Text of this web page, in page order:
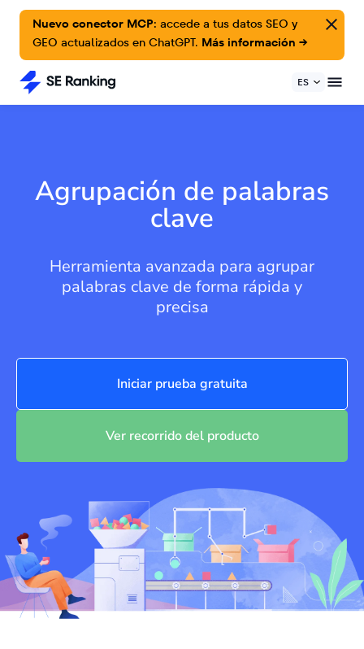
Nuevo conector MCP: accede a tus datos SEO y
GEO actualizados en ChatGPT. Más información →
ES
Agrupación de palabras
clave
Herramienta avanzada para agrupar
palabras clave de forma rápida y
precisa
Iniciar prueba gratuita
Ver recorrido del producto